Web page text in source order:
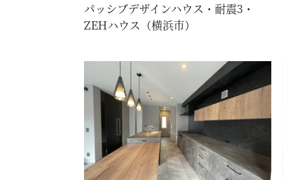
パッシブデザインハウス・耐震3・
ZEHハウス（横浜市）